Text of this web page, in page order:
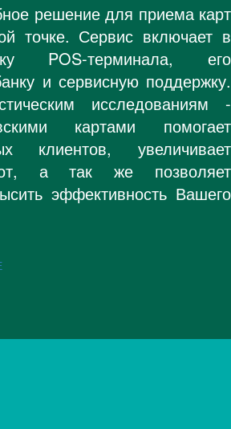
решение для приема карт
точке. Сервис включает в
POS-терминала, его
и сервисную поддержку.
исследованиям -
картами помогает
клиентов, увеличивает
а так же позволяет
эффективность Вашего